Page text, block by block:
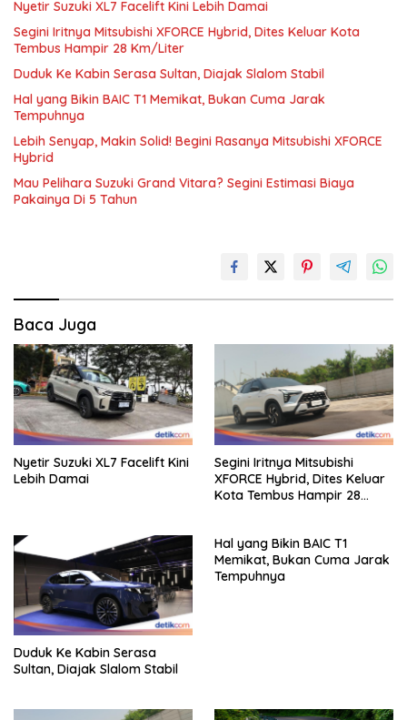
Nyetir Suzuki XL7 Facelift Kini Lebih Damai
Segini Iritnya Mitsubishi XFORCE Hybrid, Dites Keluar Kota
Tembus Hampir 28 Km/Liter
Duduk Ke Kabin Serasa Sultan, Diajak Slalom Stabil
Hal yang Bikin BAIC T1 Memikat, Bukan Cuma Jarak
Tempuhnya
Lebih Senyap, Makin Solid! Begini Rasanya Mitsubishi XFORCE
Hybrid
Mau Pelihara Suzuki Grand Vitara? Segini Estimasi Biaya
Pakainya Di 5 Tahun
Baca Juga
Nyetir Suzuki XL7 Facelift Kini
Lebih Damai
Segini Iritnya Mitsubishi
XFORCE Hybrid, Dites Keluar
Kota Tembus Hampir 28
Duduk Ke Kabin Serasa
Sultan, Diajak Slalom Stabil
Hal yang Bikin BAIC T1
Memikat, Bukan Cuma Jarak
Tempuhnya